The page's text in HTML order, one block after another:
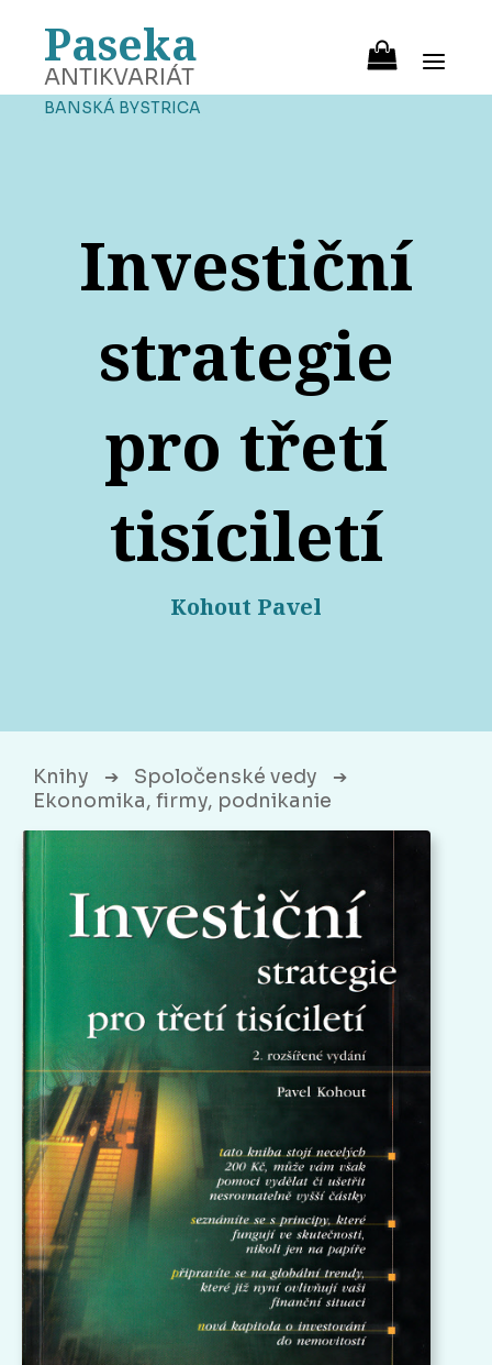
Paseka
ANTIKVARIÁT
BANSKÁ BYSTRICA
Investiční
strategie
pro třetí
tisíciletí
Kohout Pavel
Knihy ➔ Spoločenské vedy ➔
Ekonomika, firmy, podnikanie